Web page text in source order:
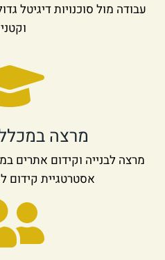
עבודה מול סוכנויות דיגיטל
מרצה
מרצה לבנייה וקידום אתרים
אסטרטגיית קידום